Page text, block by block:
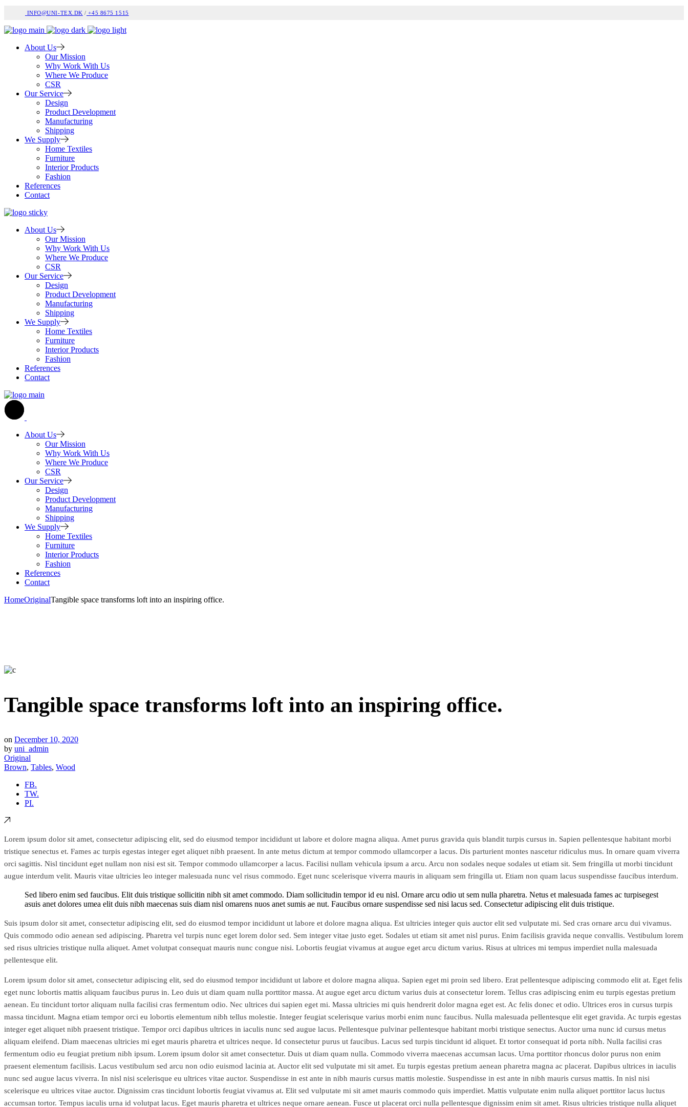
INFO@UNI-TEX.DK / +45 8675 1515
About Us
Our Mission
Why Work With Us
Where We Produce
CSR
Our Service
Design
Product Development
Manufacturing
Shipping
We Supply
Home Textiles
Furniture
Interior Products
Fashion
References
Contact
About Us
Our Mission
Why Work With Us
Where We Produce
CSR
Our Service
Design
Product Development
Manufacturing
Shipping
We Supply
Home Textiles
Furniture
Interior Products
Fashion
References
Contact
About Us
Our Mission
Why Work With Us
Where We Produce
CSR
Our Service
Design
Product Development
Manufacturing
Shipping
We Supply
Home Textiles
Furniture
Interior Products
Fashion
References
Contact
HomeOriginalTangible space transforms loft into an inspiring office.
Tangible space transforms loft into an inspiring office.
on December 10, 2020
by uni_admin
Original
Brown, Tables, Wood
FB.
TW.
PI.
Lorem ipsum dolor sit amet, consectetur adipiscing elit, sed do eiusmod tempor incididunt ut labore et dolore magna aliqua. Amet purus gravida quis blandit turpis cursus in. Sapien pellentesque habitant morbi
tristique senectus et. Fames ac turpis egestas integer eget aliquet nibh praesent. In ante metus dictum at tempor commodo ullamcorper a lacus. Dis parturient montes nascetur ridiculus mus. In ornare quam viverra
orci sagittis. Nisl tincidunt eget nullam non nisi est sit. Tempor commodo ullamcorper a lacus. Facilisi nullam vehicula ipsum a arcu. Arcu non sodales neque sodales ut etiam sit. Sem fringilla ut morbi tincidunt
augue interdum velit. Mauris vitae ultricies leo integer malesuada nunc vel risus commodo. Eget nunc scelerisque viverra mauris in aliquam sem fringilla ut. Etiam non quam lacus suspendisse faucibus interdum.
Sed libero enim sed faucibus. Elit duis tristique sollicitin nibh sit amet commodo. Diam sollicitudin tempor id eu nisl. Ornare arcu odio ut sem nulla pharetra. Netus et malesuada fames ac turpisegest
asuis anet dolores umea elit duis nibh maecenas suis diam nisl omarens nuos anet sumis ae nut. Faucibus ornare suspendisse sed nisi lacus sed. Consectetur adipiscing elit duis tristique.
Suis ipsum dolor sit amet, consectetur adipiscing elit, sed do eiusmod tempor incididunt ut labore et dolore magna aliqua. Est ultricies integer quis auctor elit sed vulputate mi. Sed cras ornare arcu dui vivamus.
Quis commodo odio aenean sed adipiscing. Pharetra vel turpis nunc eget lorem dolor sed. Sem integer vitae justo eget. Sodales ut etiam sit amet nisl purus. Enim facilisis gravida neque convallis. Vestibulum lorem
sed risus ultricies tristique nulla aliquet. Amet volutpat consequat mauris nunc congue nisi. Lobortis feugiat vivamus at augue eget arcu dictum varius. Risus at ultrices mi tempus imperdiet nulla malesuada
pellentesque elit.
Lorem ipsum dolor sit amet, consectetur adipiscing elit, sed do eiusmod tempor incididunt ut labore et dolore magna aliqua. Sapien eget mi proin sed libero. Erat pellentesque adipiscing commodo elit at. Eget felis
eget nunc lobortis mattis aliquam faucibus purus in. Leo duis ut diam quam nulla porttitor massa. At augue eget arcu dictum varius duis at consectetur lorem. Tellus cras adipiscing enim eu turpis egestas pretium
aenean. Eu tincidunt tortor aliquam nulla facilisi cras fermentum odio. Nec ultrices dui sapien eget mi. Massa ultricies mi quis hendrerit dolor magna eget est. Ac felis donec et odio. Ultrices eros in cursus turpis
massa tincidunt. Magna etiam tempor orci eu lobortis elementum nibh tellus molestie. Integer feugiat scelerisque varius morbi enim nunc faucibus. Nulla malesuada pellentesque elit eget gravida. Ac turpis egestas
integer eget aliquet nibh praesent tristique. Tempor orci dapibus ultrices in iaculis nunc sed augue lacus. Pellentesque pulvinar pellentesque habitant morbi tristique senectus. Auctor urna nunc id cursus metus
aliquam eleifend. Diam maecenas ultricies mi eget mauris pharetra et ultrices neque. Id consectetur purus ut faucibus. Lacus sed turpis tincidunt id aliquet. Et tortor consequat id porta nibh. Nulla facilisi cras
fermentum odio eu feugiat pretium nibh ipsum. Lorem ipsum dolor sit amet consectetur. Duis ut diam quam nulla. Commodo viverra maecenas accumsan lacus. Urna porttitor rhoncus dolor purus non enim
praesent elementum facilisis. Lacus vestibulum sed arcu non odio euismod lacinia at. Auctor elit sed vulputate mi sit amet. Eu turpis egestas pretium aenean pharetra magna ac placerat. Dapibus ultrices in iaculis
nunc sed augue lacus viverra. In nisl nisi scelerisque eu ultrices vitae auctor. Suspendisse in est ante in nibh mauris cursus mattis molestie. Suspendisse in est ante in nibh mauris cursus mattis. In nisl nisi
scelerisque eu ultrices vitae auctor. Dignissim cras tincidunt lobortis feugiat vivamus at. Elit sed vulputate mi sit amet mauris commodo quis imperdiet. Mattis vulputate enim nulla aliquet porttitor lacus luctus
accumsan tortor. Tempus iaculis urna id volutpat lacus. Eget mauris pharetra et ultrices neque ornare aenean. Fusce ut placerat orci nulla pellentesque dignissim enim sit amet. Risus ultricies tristique nulla aliquet